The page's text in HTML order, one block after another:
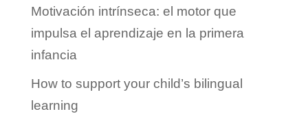
Motivación intrínseca: el motor que
impulsa el aprendizaje en la primera
infancia
How to support your child’s bilingual
learning